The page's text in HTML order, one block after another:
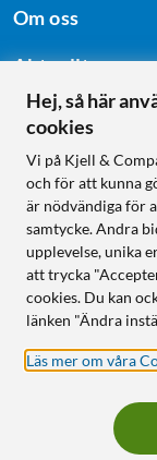
Om oss
Aktuellt
Följ oss
Handla från:
Sverige
Norge
Hej, så här
cookies
Vi på Kjell &
och för att kunna
är nödvändiga för
samtycke. Andra
upplevelse, unika
att trycka
cookies. Du kan
länken "Ändra
Läs mer om våra